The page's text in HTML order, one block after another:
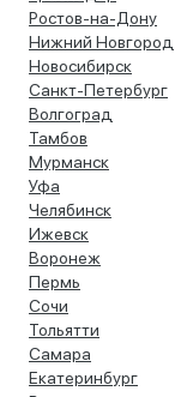
Ростов-на-Дону
Нижний Новгород
Новосибирск
Санкт-Петербург
Волгоград
Тамбов
Мурманск
Уфа
Челябинск
Ижевск
Воронеж
Пермь
Сочи
Тольятти
Самара
Екатеринбург